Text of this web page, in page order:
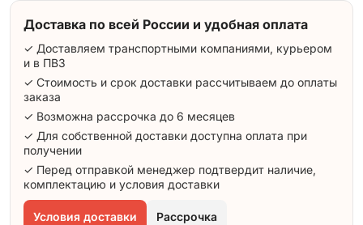
Доставка по всей России и удобная оплата
✓ Доставляем транспортными компаниями, курьером
и в ПВЗ
✓ Стоимость и срок доставки рассчитываем до оплаты
заказа
✓ Возможна рассрочка до 6 месяцев
✓ Для собственной доставки доступна оплата при
получении
✓ Перед отправкой менеджер подтвердит наличие,
комплектацию и условия доставки
Условия доставки Рассрочка